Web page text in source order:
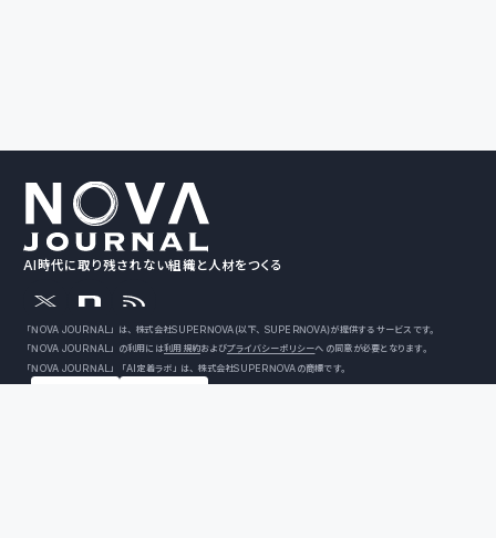
AI時代に取り残されない組織と人材をつくる
「NOVA JOURNAL」は、株式会社SUPERNOVA（以下、SUPERNOVA）が提供するサービスです。
「NOVA JOURNAL」の利用には利用規約およびプライバシーポリシーへの同意が必要となります。
「NOVA JOURNAL」「AI定着ラボ」は、株式会社SUPERNOVAの商標です。